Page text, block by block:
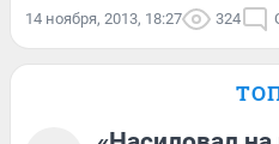
14 ноября, 2013, 18:27 324